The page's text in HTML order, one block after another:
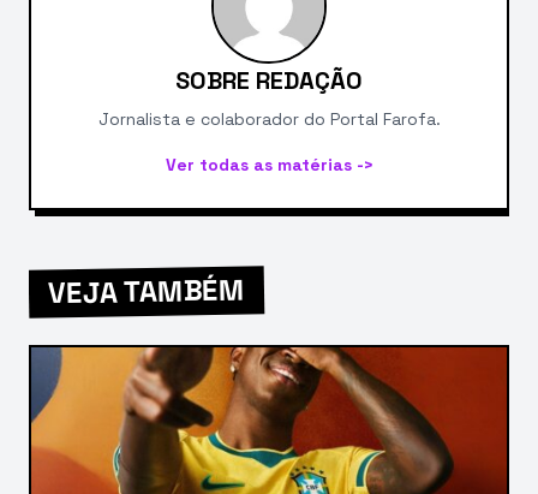
SOBRE REDAÇÃO
Jornalista e colaborador do Portal Farofa.
Ver todas as matérias ->
VEJA TAMBÉM